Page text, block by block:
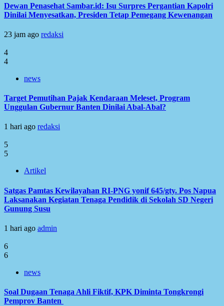
Dewan Penasehat Sambar.id: Isu Surpres Pergantian Kapolri
Dinilai Menyesatkan, Presiden Tetap Pemegang Kewenangan
23 jam ago redaksi
4
4
news
Target Pemutihan Pajak Kendaraan Meleset, Program
Unggulan Gubernur Banten Dinilai Abal-Abal?
1 hari ago redaksi
5
5
Artikel
Satgas Pamtas Kewilayahan RI-PNG yonif 645/gty. Pos Napua
Laksanakan Kegiatan Tenaga Pendidik di Sekolah SD Negeri
Gunung Susu
1 hari ago admin
6
6
news
Soal Dugaan Tenaga Ahli Fiktif, KPK Diminta Tongkrongi
Pemprov Banten